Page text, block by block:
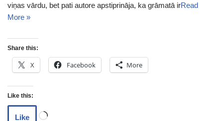
viņas vārdu, bet pati autore apstiprināja, ka grāmatā irRead
More »
Share this:
X Facebook More
Like this:
Like